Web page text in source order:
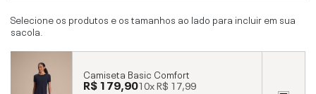
Selecione os produtos e os tamanhos ao lado para incluir em sua
sacola.
Camiseta Basic Comfort
R$ 179,9010xR$ 17,99